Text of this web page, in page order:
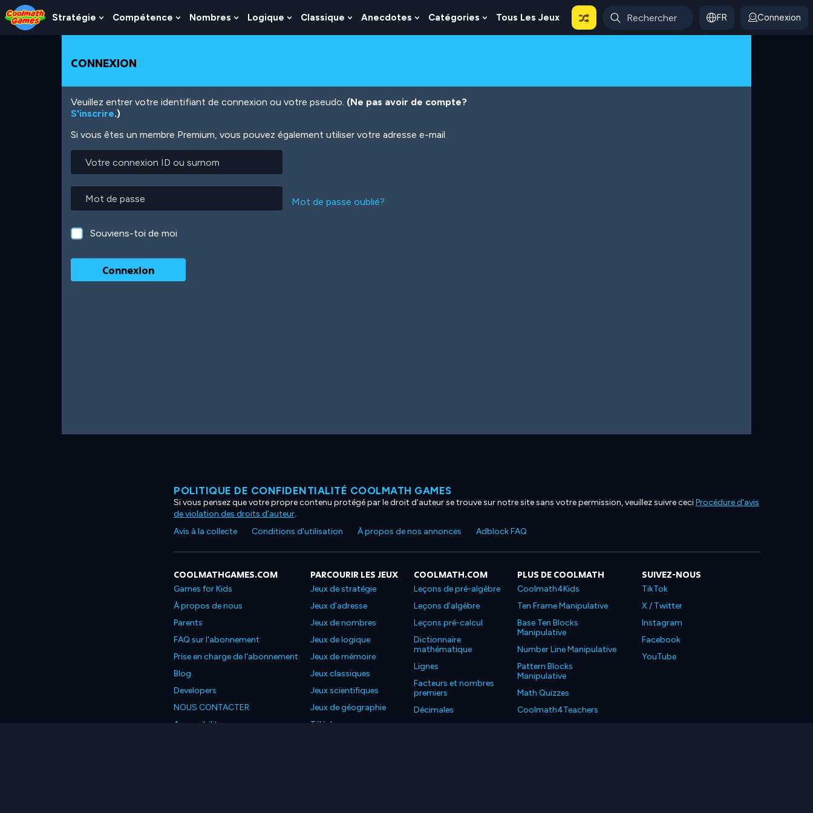
Skip
to
Top
Skip
to
Navigation
Skip
to
Main
Skip
to
Footer
Aller
au
contenu
Stratégie
Show
Submenu
Stratégie
Compétence
Show
Submenu
Nombres
Show
Submenu
Logique
Show
Submenu
Classique
Show
Submenu
Anecdotes
Show
Submenu
Catégories
Show
Submenu
Tous Les Jeux FR Connexion
CONNEXION
Veuillez entrer votre identifiant de connexion ou votre pseudo. (Ne pas avoir de compte?
S'inscrire.)
Si vous êtes un membre Premium, vous pouvez également utiliser votre adresse e-mail.
connexion
ou
surnom
Mot de passe oublié?
Souviens-toi de moi
POLITIQUE DE CONFIDENTIALITÉ COOLMATH GAMES
Si vous pensez que votre propre contenu protégé par le droit d'auteur se trouve sur notre site sans votre permission, veuillez suivre ceciProcédure d'avis
de violation des droits d'auteur.
Avis à la collecte
Conditions d'utilisation À propos de nos annonces Adblock FAQ
COOLMATHGAMES.COM
Games for Kids
À propos de nous
Parents
FAQ sur l'abonnement
Prise en charge de l'abonnement
Blog
Developers
NOUS CONTACTER
Accessibility
PARCOURIR LES JEUX
Jeux de stratégie
Jeux d'adresse
Jeux de nombres
Jeux de logique
Jeux de mémoire
Jeux classiques
Jeux scientifiques
Jeux de géographie
Téléchargez nos
COOLMATH.COM
Leçons de pré-algèbre
Leçons d'algèbre
Leçons pré-calcul
Dictionnaire
mathématique
Lignes
Facteurs et nombres
premiers
Décimales
PLUS DE COOLMATH
Coolmath4Kids
Ten Frame Manipulative
Base Ten Blocks
Manipulative
Number Line Manipulative
Pattern Blocks
Manipulative
Math Quizzes
Coolmath4Teachers
SUIVEZ-NOUS
TikTok
X / Twitter
Instagram
Facebook
YouTube